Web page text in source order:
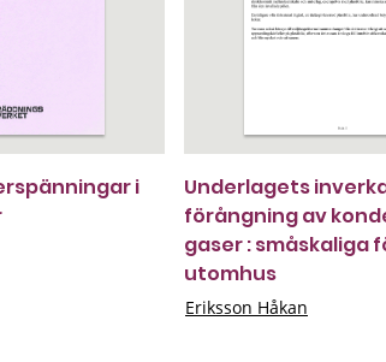
i
Underlagets
förångning av
gaser : småskaliga
utomhus
Eriksson Håkan